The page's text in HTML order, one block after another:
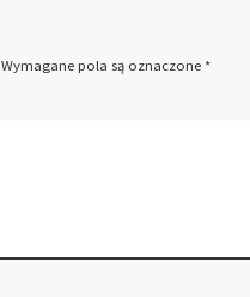
Wymagane pola są oznaczone *